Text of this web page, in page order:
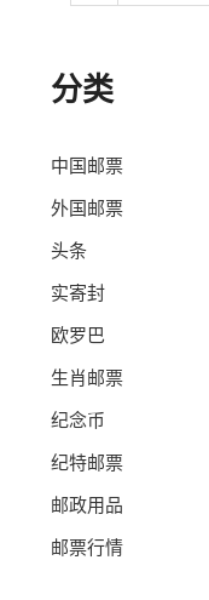
分类
中国邮票
外国邮票
头条
实寄封
欧罗巴
生肖邮票
纪念币
纪特邮票
邮政用品
邮票行情